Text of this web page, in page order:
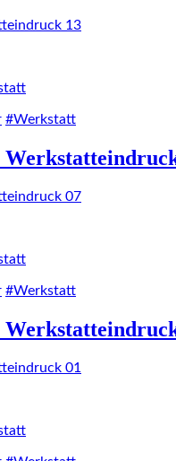
#Werkstatt
#Werkstatt